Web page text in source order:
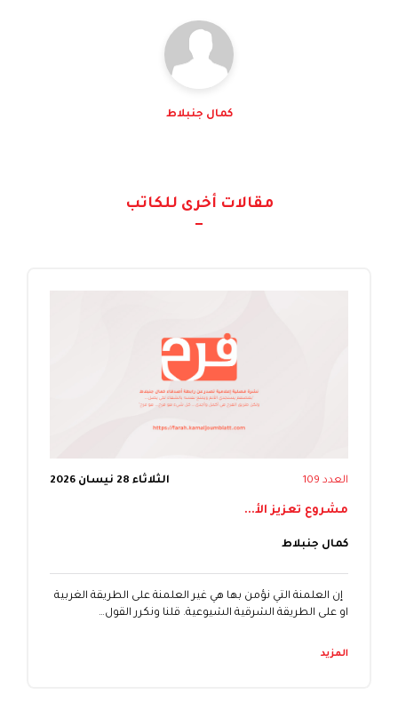
كمال جنبلاط
مقالات أخرى للكاتب
العدد 109 الثلاثاء 28 نيسان 2026
مشروع تعزيز الأ...
كمال جنبلاط
إن العلمنة التي نؤمن بها هي غير العلمنة على الطريقة الغربية
او على الطريقة الشرقية الشيوعية. قلنا ونكرر القول…
المزيد